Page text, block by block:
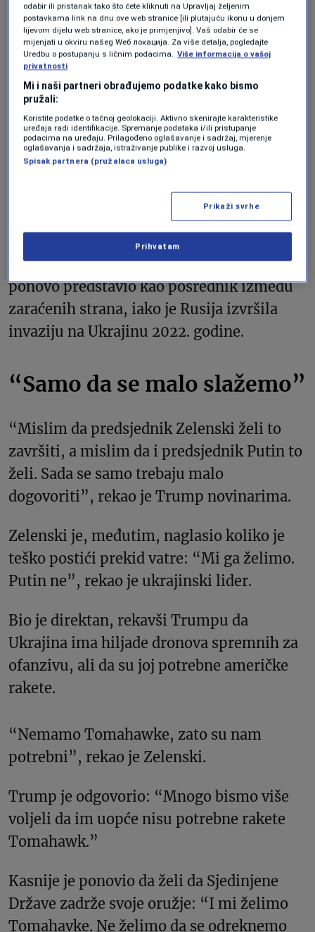
Trumpov pokušaj ponovnog uspostavljanja
dijaloga s Putinom, strategija koja je
prethodno frustrirala Zelenskog i neke
evropske saveznike, bacila je sjenu na
inače srdačan sastanak dvojice lidera, koji
su razgovarali s novinarima prije
privatnog ručka.
Dvojica predsjednika su se potom povukla
iza zatvorenih vrata, gdje su razgovarali i o
telefonskom razgovoru između Putina i
Trumpa dan ranije, tokom kojeg se Trump
ponovo predstavio kao posrednik između
zaraćenih strana, iako je Rusija izvršila
invaziju na Ukrajinu 2022. godine.
“Samo da se malo slažemo”
“Mislim da predsjednik Zelenski želi to
završiti, a mislim da i predsjednik Putin to
želi. Sada se samo trebaju malo
dogovoriti”, rekao je Trump novinarima.
Zelenski je, međutim, naglasio koliko je
teško postići prekid vatre: “Mi ga želimo.
Putin ne”, rekao je ukrajinski lider.
Bio je direktan, rekavši Trumpu da
Ukrajina ima hiljade dronova spremnih za
ofanzivu, ali da su joj potrebne američke
rakete.
“Nemamo Tomahawke, zato su nam
potrebni”, rekao je Zelenski.
Trump je odgovorio: “Mnogo bismo više
voljeli da im uopće nisu potrebne rakete
Tomahawk.”
Kasnije je ponovio da želi da Sjedinjene
Države zadrže svoje oružje: “I mi želimo
Tomahavke. Ne želimo da se odreknemo
odabir ili pristanak tako što ćete kliknuti na Upravljaj željenim
postavkama link na dnu ove web stranice [ili plutajuću ikonu u donjem
lijevom dijelu web stranice, ako je primjenjivo]. Vaš odabir će se
mijenjati u okviru našeg Wеб локација. Za više detalja, pogledajte
Uredbu o postupanju s ličnim podacima. Više informacija o vašoj
privatnosti
Mi i naši partneri obrađujemo podatke kako bismo
pružali:
Koristite podatke o tačnoj geolokaciji. Aktivno skenirajte karakteristike
uređaja radi identifikacije. Spremanje podataka i/ili pristupanje
podacima na uređaju. Prilagođeno oglašavanje i sadržaj, mjerenje
oglašavanja i sadržaja, istraživanje publike i razvoj usluga.
Spisak partnera (pružalaca usluga)
Prikaži svrhe
Prihvatam